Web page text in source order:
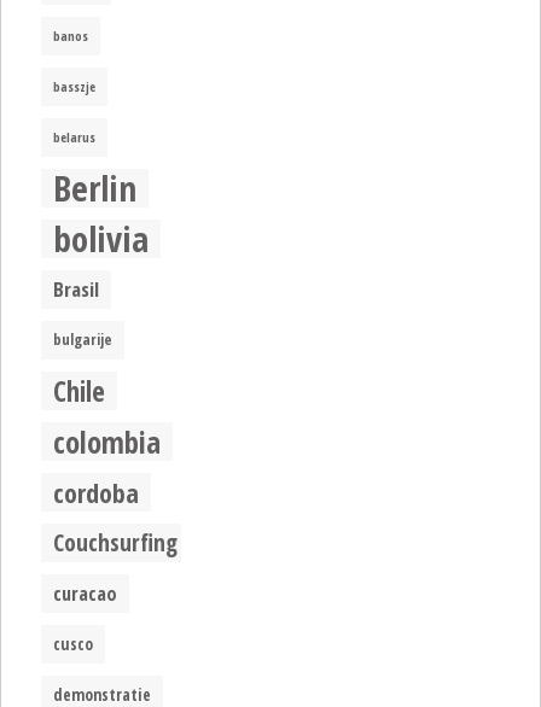
banos
basszje
belarus
Berlin
bolivia
Brasil
bulgarije
Chile
colombia
cordoba
Couchsurfing
curacao
cusco
demonstratie